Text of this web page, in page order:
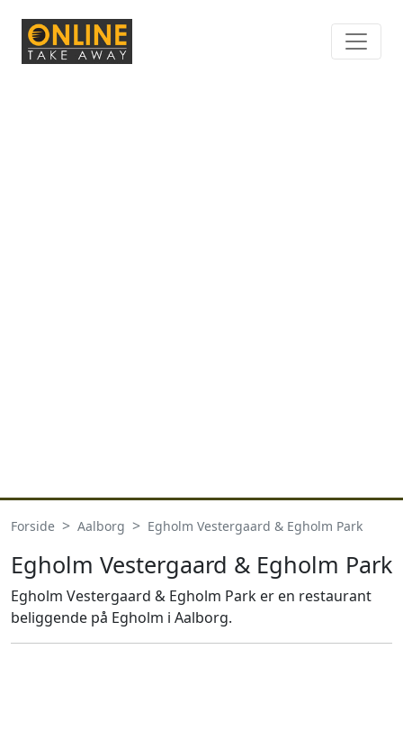
Forside Aalborg Egholm Vestergaard & Egholm Park
Egholm Vestergaard & Egholm Park
Egholm Vestergaard & Egholm Park er en restaurant
beliggende på Egholm i Aalborg.